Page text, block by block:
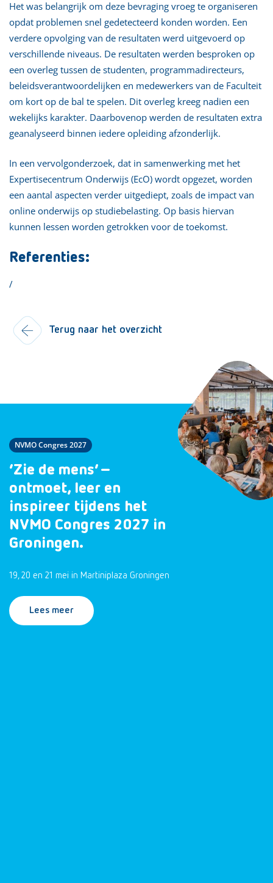
Het was belangrijk om deze bevraging vroeg te organiseren
opdat problemen snel gedetecteerd konden worden. Een
verdere opvolging van de resultaten werd uitgevoerd op
verschillende niveaus. De resultaten werden besproken op
een overleg tussen de studenten, programmadirecteurs,
beleidsverantwoordelijken en medewerkers van de Faculteit
om kort op de bal te spelen. Dit overleg kreeg nadien een
wekelijks karakter. Daarbovenop werden de resultaten extra
geanalyseerd binnen iedere opleiding afzonderlijk.
In een vervolgonderzoek, dat in samenwerking met het
Expertisecentrum Onderwijs (EcO) wordt opgezet, worden
een aantal aspecten verder uitgediept, zoals de impact van
online onderwijs op studiebelasting. Op basis hiervan
kunnen lessen worden getrokken voor de toekomst.
Referenties:
/
Terug naar het overzicht
NVMO Congres 2027
‘Zie de mens’ –
ontmoet, leer en
inspireer tijdens het
NVMO Congres 2027 in
Groningen.
19, 20 en 21 mei in Martiniplaza Groningen
Lees meer